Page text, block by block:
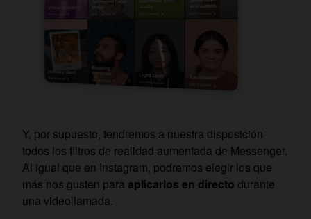
Y, por supuesto, tendremos a nuestra disposición
todos los filtros de realidad aumentada de Messenger.
Al igual que en Instagram, podremos elegir los que
más nos gusten para aplicarlos en directo durante
una videollamada.